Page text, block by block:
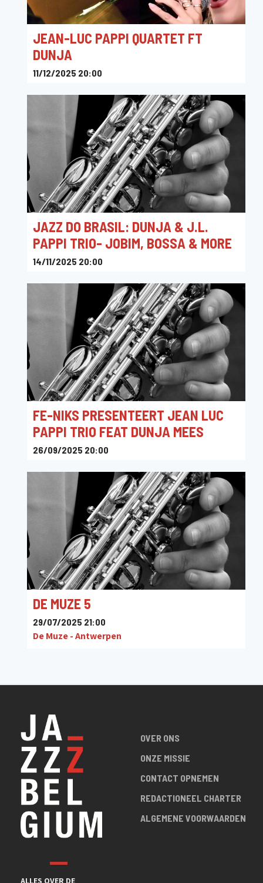
JEAN-LUC PAPPI QUARTET FT
DUNJA
11/12/2025 20:00
JAZZ DO BRASIL: DUNJA & J.L.
PAPPI TRIO- JOBIM, BOSSA & MORE
14/11/2025 20:00
FE-NIKS PRESENTEERT JEAN LUC
PAPPI TRIO FEAT DUNJA MEES
26/09/2025 20:00
DE MUZE 5
29/07/2025 21:00
De Muze - Antwerpen
ALLES OVER DE
OVER ONS
ONZE MISSIE
CONTACT OPNEMEN
REDACTIONEEL CHARTER
ALGEMENE VOORWAARDEN